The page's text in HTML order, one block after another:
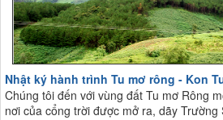
Nhật ký hành trình Tu mơ rông - Kon
Chúng tôi đến với vùng đất Tu mơ Rông
nơi của cổng trời được mở ra, dãy Trường